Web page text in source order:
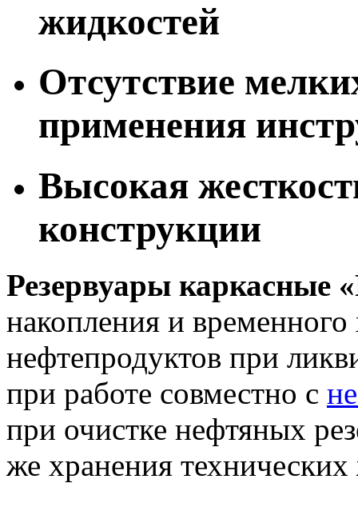
жидкостей
Отсутствие
применения
Высокая
конструкции
Резервуары каркасные
накопления и
нефтепродуктов при
при работе совместно с
при очистке нефтяных
же хранения